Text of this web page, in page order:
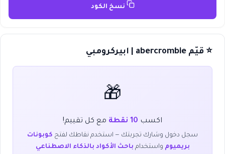
نسخ الكود
⭐ قيّم abercrombie | ابيركرومبي
🎁
اكسب 10 نقطة مع كل تقييم!
سجل دخول وشارك تجربتك — استخدم نقاطك لفتح كوبونات
بريميوم واستخدام باحث الأكواد بالذكاء الاصطناعي